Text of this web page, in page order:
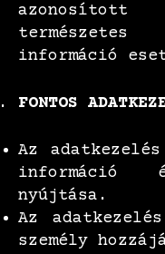
természetes
információ
FONTOS
Az
információ
nyújtása.
Az
személy